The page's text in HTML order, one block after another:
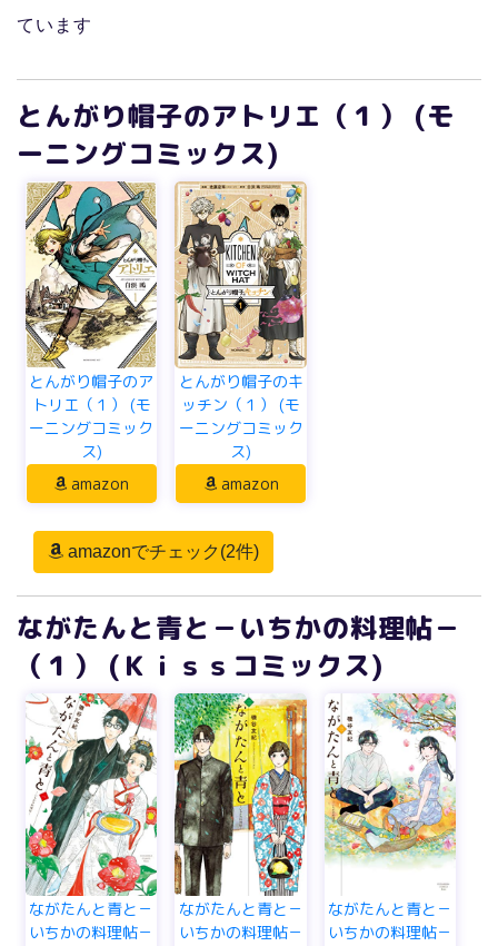
ています
とんがり帽子のアトリエ（１） (モ
ーニングコミックス)
とんがり帽子のア
トリエ（１） (モ
ーニングコミック
ス)
amazon
とんがり帽子のキ
ッチン（１） (モ
ーニングコミック
ス)
amazon
amazonでチェック(2件)
ながたんと青と－いちかの料理帖－
（１） (Ｋｉｓｓコミックス)
ながたんと青と－
いちかの料理帖－
ながたんと青と－
いちかの料理帖－
ながたんと青と－
いちかの料理帖－